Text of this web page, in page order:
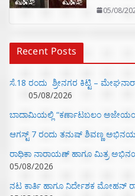
05/08/
Recent Posts
ಸೆ.18 ರಂದು ಶ್ರೀನಗರ ಕಿಟ್ಟಿ –
05/08/2026
ಬಾದಾಮಿಯಲ್ಲಿ “ಕರ್ಣಾಟಬಲಂ ಅಜೇಯಂ”
ಆಗಸ್ಟ್ 7 ರಂದು ತನುಷ್ ಶಿವಣ್ಣ
ರಾಧಿಕಾ ನಾರಾಯಣ್ ಹಾಗೂ ಮಿತ್ರ
05/08/2026
ನಟ ಕಾರ್ತಿ ಹಾಗೂ ನಿರ್ದೇಶಕ